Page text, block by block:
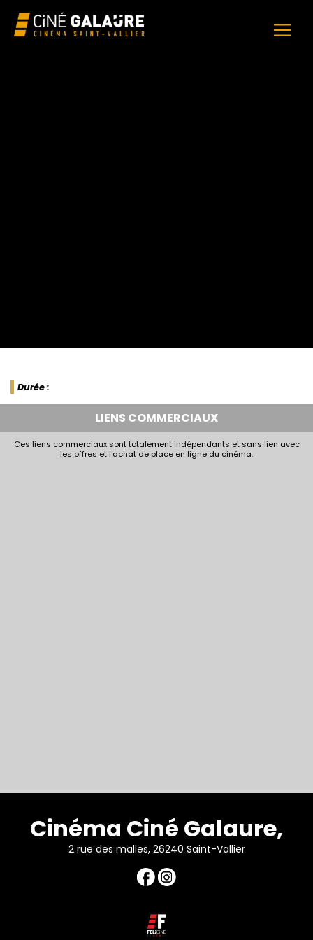
Durée :
LIENS COMMERCIAUX
Ces liens commerciaux sont totalement indépendants et sans lien avec
les offres et l'achat de place en ligne du cinéma.
Cinéma Ciné Galaure,
2 rue des malles, 26240 Saint-Vallier